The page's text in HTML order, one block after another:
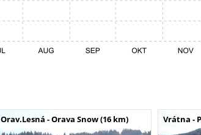
Orav.Lesná - Orava Snow (16 km) Vrátna -